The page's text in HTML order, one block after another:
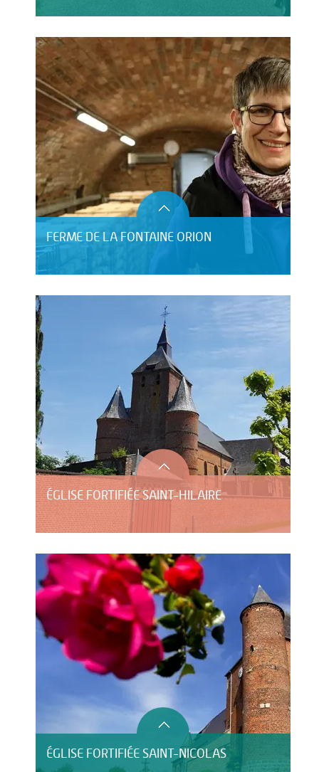
FERME DE LA FONTAINE ORION
ÉGLISE FORTIFIÉE SAINT-HILAIRE
ÉGLISE FORTIFIÉE SAINT-NICOLAS